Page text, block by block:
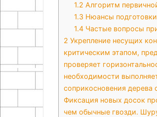
1.2 Алгоритм
1.3 Нюансы
1.4 Частые вопросы
2 Укрепление несущих
критическим этапом,
проверяет
необходимости
соприкосновения дерева
Фиксация новых досок
чем обычные гвозди.